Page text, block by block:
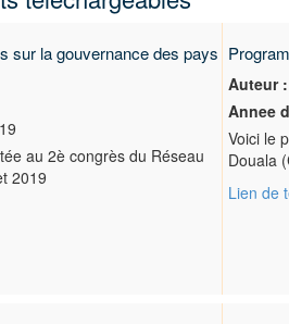
sur la gouvernance des pays
au 2è congrès du Réseau
2019
Auteur :
Annee
Voici le
Douala
Lien de